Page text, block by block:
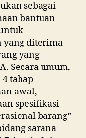
sebagai
bantuan
yang diterima
yang
Secara umum,
tahap
awal,
spesifikasi
barang”
sarana